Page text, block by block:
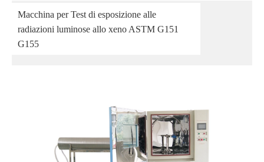
Macchina per Test di esposizione alle
radiazioni luminose allo xeno ASTM G151
G155